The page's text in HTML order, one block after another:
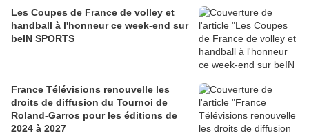
Les Coupes de France de volley et
handball à l'honneur ce week-end sur
beIN SPORTS
France Télévisions renouvelle les
droits de diffusion du Tournoi de
Roland-Garros pour les éditions de
2024 à 2027